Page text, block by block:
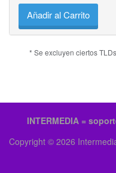
Añadir al Carrito
* Se excluyen ciertos
INTERMEDIA =
Copyright © 2026